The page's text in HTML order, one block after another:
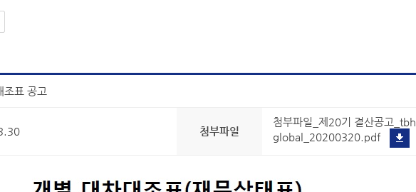
조표 공고
첨부파일
첨부파일_제20기 결산공고_tbh
global_20200320.pdf